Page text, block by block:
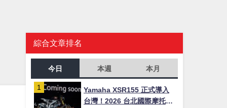
綜合文章排名
今日 本週 本月
Yamaha XSR155 正式導入
台灣！2026 台北國際摩托車